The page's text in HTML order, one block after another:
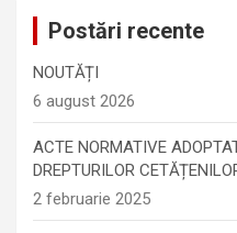
Postări recente
NOUTĂȚI
6 august 2026
ACTE NORMATIVE
DREPTURILOR
2 februarie 2025